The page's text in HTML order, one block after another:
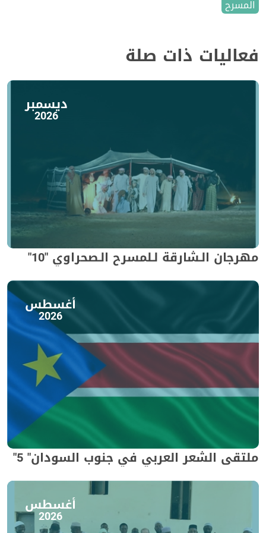
المسرح
فعاليات ذات صلة
ديسمبر
2026
مهرجان الـشارقة لـلمسرح الـصحراوي "10"
أغسطس
2026
ملتقى الشعر العربي في جنوب السودان" 5"
أغسطس
2026